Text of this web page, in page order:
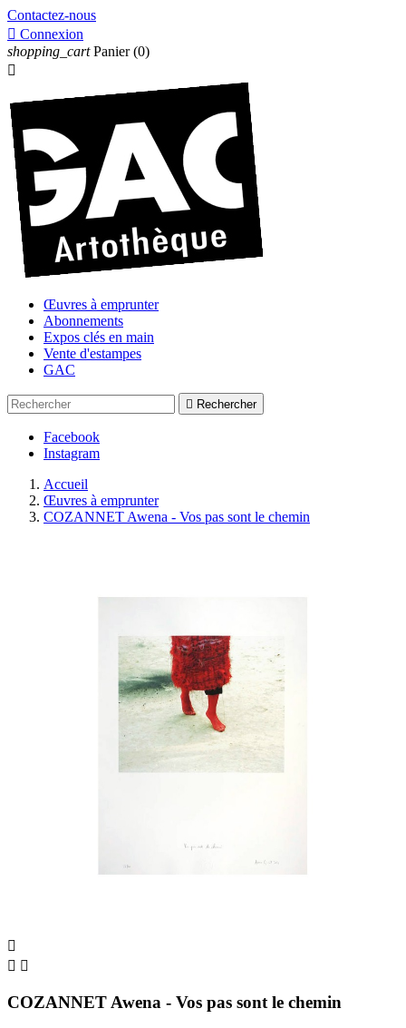
Contactez-nous
 Connexion
shopping_cart Panier (0)

Œuvres à emprunter
Abonnements
Expos clés en main
Vente d'estampes
GAC
 Rechercher
Facebook
Instagram
Accueil
Œuvres à emprunter
COZANNET Awena - Vos pas sont le chemin

 
COZANNET Awena - Vos pas sont le chemin